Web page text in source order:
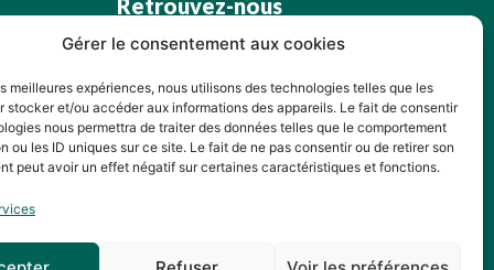
Gérer le consentement aux cookies
meilleures expériences, nous utilisons des technologies telles que les
stocker et/ou accéder aux informations des appareils. Le fait de consentir
nous permettra de traiter des données telles que le comportement
ou les ID uniques sur ce site. Le fait de ne pas consentir ou de retirer son
peut avoir un effet négatif sur certaines caractéristiques et fonctions.
Retrouvez-nous